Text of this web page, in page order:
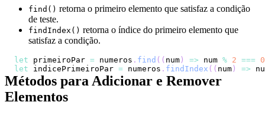
find() retorna o primeiro elemento que satisfaz a condição
de teste.
findIndex() retorna o índice do primeiro elemento que
satisfaz a condição.
let primeiroPar = numeros . find ( ( num ) => num % 2 === 0
let indicePrimeiroPar = numeros . findIndex ( ( num ) =>
Métodos para Adicionar e Remover
Elementos